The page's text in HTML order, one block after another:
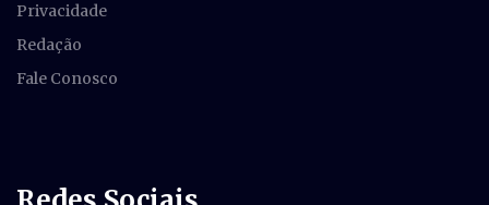
Privacidade
Redação
Fale Conosco